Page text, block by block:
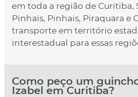
em toda a região de Curitiba,
Pinhais, Pinhais, Piraquara e
transporte em território
interestadual para essas
Como peço um
Izabel em Curitiba?